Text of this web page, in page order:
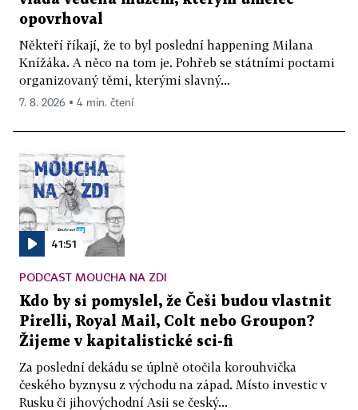
opovrhoval
Někteří říkají, že to byl poslední happening Milana
Knížáka. A něco na tom je. Pohřeb se státními poctami
organizovaný těmi, kterými slavný...
7. 8. 2026 ▪ 4 min. čtení
41:51
PODCAST MOUCHA NA ZDI
Kdo by si pomyslel, že Češi budou vlastnit
Pirelli, Royal Mail, Colt nebo Groupon?
Žijeme v kapitalistické sci-fi
Za poslední dekádu se úplně otočila korouhvička
českého byznysu z východu na západ. Místo investic v
Rusku či jihovýchodní Asii se český...